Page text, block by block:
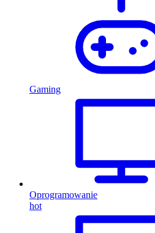
Gaming
Oprogramowanie
hot